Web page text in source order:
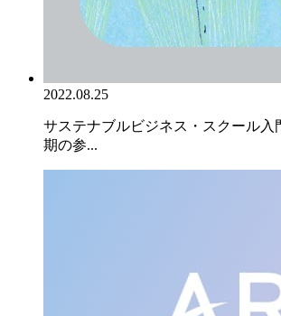
2022.08.25
サステナブルビジネス・スクール入
期の参...